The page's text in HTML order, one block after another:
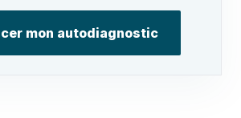
mon autodiagnostic